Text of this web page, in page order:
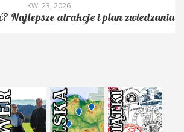
KWI 23, 2026
Najlepsze atrakcje i plan zwiedzania